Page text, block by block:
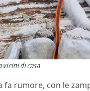
vicini di casa
rumore, con le